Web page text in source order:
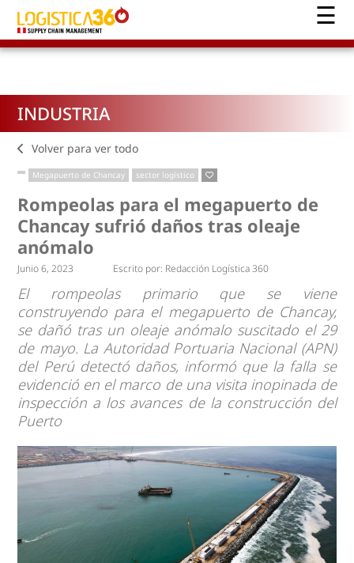
INDUSTRIA
Volver para ver todo
Megapuerto de Chancay sector logístico
Rompeolas para el megapuerto de
Chancay sufrió daños tras oleaje
anómalo
Junio 6, 2023 Escrito por: Redacción Logística 360
El rompeolas primario que se viene
construyendo para el megapuerto de Chancay,
se dañó tras un oleaje anómalo suscitado el 29
de mayo. La Autoridad Portuaria Nacional (APN)
del Perú detectó daños, informó que la falla se
evidenció en el marco de una visita inopinada de
inspección a los avances de la construcción del
Puerto